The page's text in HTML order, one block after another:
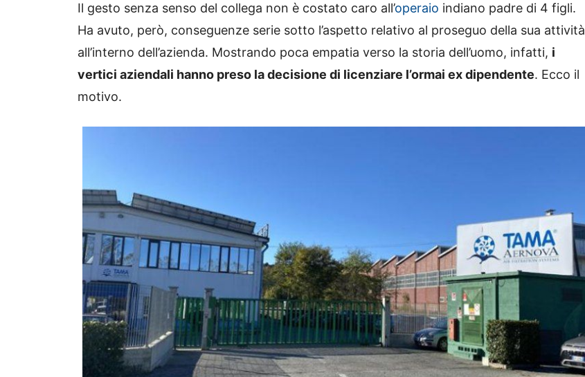
Il gesto senza senso del collega non è costato caro all’operaio indiano padre di 4 figli.
Ha avuto, però, conseguenze serie sotto l’aspetto relativo al proseguo della sua attività
all’interno dell’azienda. Mostrando poca empatia verso la storia dell’uomo, infatti, i
vertici aziendali hanno preso la decisione di licenziare l’ormai ex dipendente. Ecco il
motivo.